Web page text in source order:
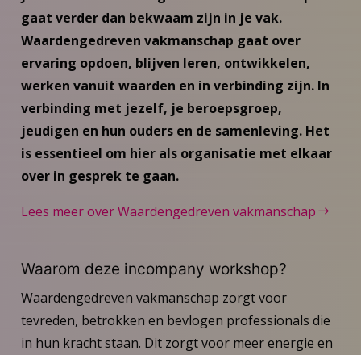
gaat verder dan bekwaam zijn in je vak.
Waardengedreven vakmanschap gaat over
ervaring opdoen, blijven leren, ontwikkelen,
werken vanuit waarden en in verbinding zijn. In
verbinding met jezelf, je beroepsgroep,
jeudigen en hun ouders en de samenleving. Het
is essentieel om hier als organisatie met elkaar
over in gesprek te gaan.
Lees meer over Waardengedreven vakmanschap
Waarom deze incompany workshop?
Waardengedreven vakmanschap zorgt voor
tevreden, betrokken en bevlogen professionals die
in hun kracht staan. Dit zorgt voor meer energie en